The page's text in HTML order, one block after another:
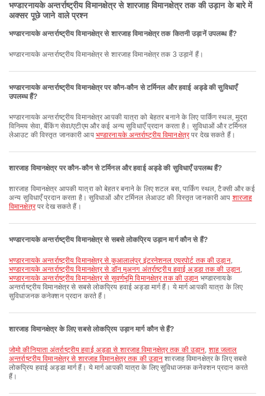
भण्डारनायके अन्तर्राष्ट्रीय विमानक्षेत्र से शारजाह विमानक्षेत्र तक की उड़ान के बारे में
अक्सर पूछे जाने वाले प्रश्न
भण्डारनायके अन्तर्राष्ट्रीय विमानक्षेत्र से शारजाह विमानक्षेत्र तक कितनी उड़ानें उपलब्ध हैं?
भण्डारनायके अन्तर्राष्ट्रीय विमानक्षेत्र से शारजाह विमानक्षेत्र तक 3 उड़ानें हैं।
भण्डारनायके अन्तर्राष्ट्रीय विमानक्षेत्र पर कौन-कौन से टर्मिनल और हवाई अड्डे की सुविधाएँ
उपलब्ध हैं?
भण्डारनायके अन्तर्राष्ट्रीय विमानक्षेत्र आपकी यात्रा को बेहतर बनाने के लिए पार्किंग स्थल, मुद्रा
विनिमय सेवा, बैंकिंग सेवा/एटीएम और कई अन्य सुविधाएँ प्रदान करता है। सुविधाओं और टर्मिनल
लेआउट की विस्तृत जानकारी आप भण्डारनायके अन्तर्राष्ट्रीय विमानक्षेत्रपर देख सकते हैं।
शारजाह विमानक्षेत्र पर कौन-कौन से टर्मिनल और हवाई अड्डे की सुविधाएँ उपलब्ध हैं?
शारजाह विमानक्षेत्र आपकी यात्रा को बेहतर बनाने के लिए शटल बस, पार्किंग स्थल, टैक्सी और कई
अन्य सुविधाएँ प्रदान करता है। सुविधाओं और टर्मिनल लेआउट की विस्तृत जानकारी आप शारजाह
विमानक्षेत्रपर देख सकते हैं।
भण्डारनायके अन्तर्राष्ट्रीय विमानक्षेत्र से सबसे लोकप्रिय उड़ान मार्ग कौन से हैं?
भण्डारनायके अन्तर्राष्ट्रीय विमानक्षेत्र से कुआलालंपुर इंटरनेशनल एयरपोर्ट तक की उड़ान,
भण्डारनायके अन्तर्राष्ट्रीय विमानक्षेत्र से डॉन मुअनग अंतर्राष्ट्रीय हवाई अड्डा तक की उड़ान,
भण्डारनायके अन्तर्राष्ट्रीय विमानक्षेत्र से सुवर्णभूमि विमानक्षेत्र तक की उड़ान भण्डारनायके
अन्तर्राष्ट्रीय विमानक्षेत्र से सबसे लोकप्रिय हवाई अड्डा मार्ग हैं। ये मार्ग आपकी यात्रा के लिए
सुविधाजनक कनेक्शन प्रदान करते हैं।
शारजाह विमानक्षेत्र के लिए सबसे लोकप्रिय उड़ान मार्ग कौन से हैं?
जोमो कीनियाता अंतर्राष्ट्रीय हवाई अड्डा से शारजाह विमानक्षेत्र तक की उड़ान, शाह जलाल
अन्तर्राष्ट्रीय विमानक्षेत्र से शारजाह विमानक्षेत्र तक की उड़ान शारजाह विमानक्षेत्र के लिए सबसे
लोकप्रिय हवाई अड्डा मार्ग हैं। ये मार्ग आपकी यात्रा के लिए सुविधाजनक कनेक्शन प्रदान करते
हैं।